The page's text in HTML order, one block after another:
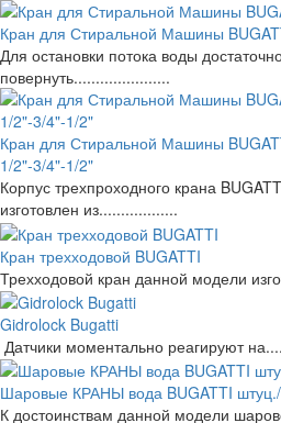
Кран для Стиральной Машины
Для остановки потока воды
повернуть......................
Кран для Стиральной Машины
1/2"-3/4"-1/2"
Корпус трехпроходного крана
изготовлен из..................
Кран трехходовой BUGATTI
Трехходовой кран данной модели
Gidrolock Bugatti
Датчики моментально реагируют
Шаровые КРАНЫ вода BUGATTI
К достоинствам данной модели